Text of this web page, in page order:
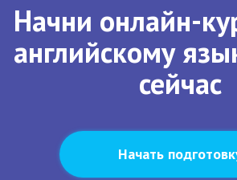
Начни онлайн-
английскому
сейчас
Начать